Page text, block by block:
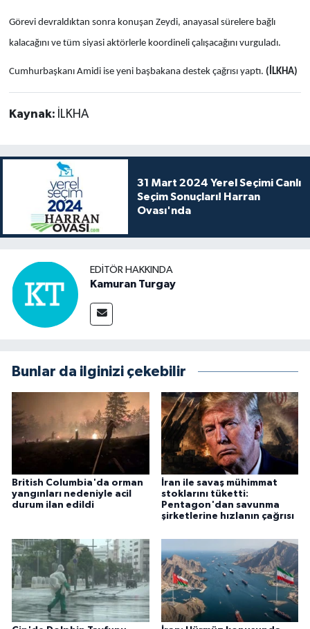
Görevi devraldıktan sonra konuşan Zeydi, anayasal sürelere bağlı
kalacağını ve tüm siyasi aktörlerle koordineli çalışacağını vurguladı.
Cumhurbaşkanı Amidi ise yeni başbakana destek çağrısı yaptı. (İLKHA)
Kaynak: İLKHA
31 Mart 2024 Yerel Seçimi Canlı
Seçim Sonuçları! Harran
Ovası'nda
EDITÖR HAKKINDA
Kamuran Turgay
Bunlar da ilginizi çekebilir
British Columbia'da orman
yangınları nedeniyle acil
durum ilan edildi
İran ile savaş mühimmat
stoklarını tüketti:
Pentagon'dan savunma
şirketlerine hızlanın çağrısı